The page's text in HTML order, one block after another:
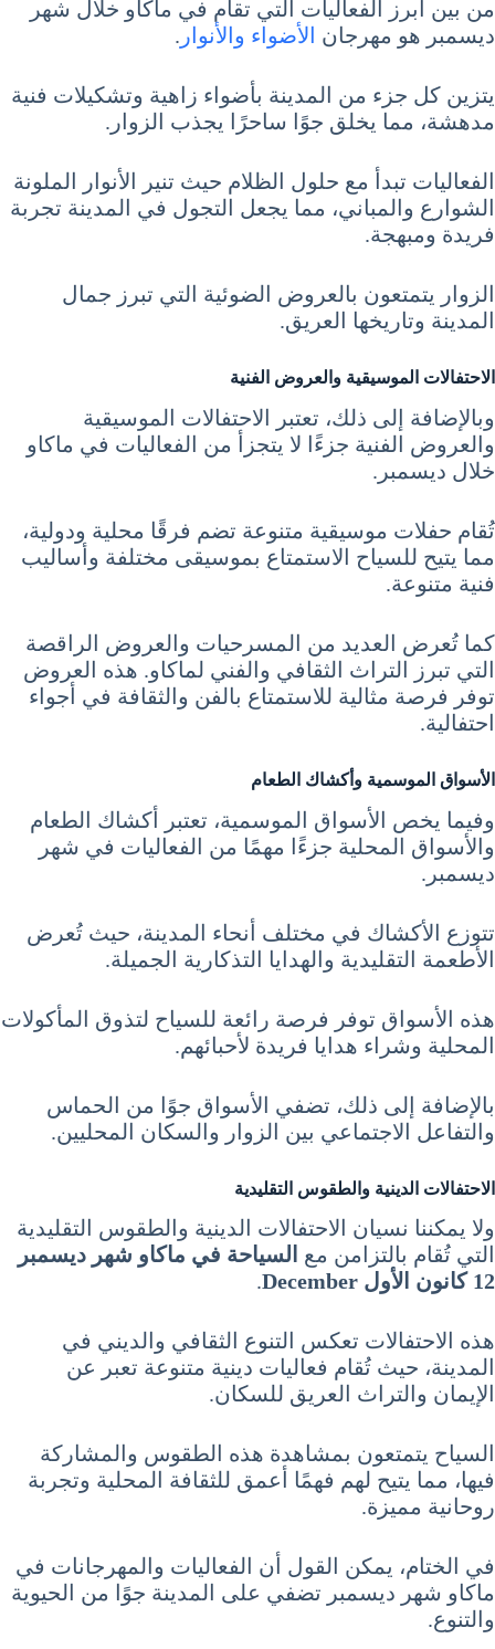
من بين أبرز الفعاليات التي تقام في ماكاو خلال شهر
ديسمبر هو مهرجان الأضواء والأنوار .
يتزين كل جزء من المدينة بأضواء زاهية وتشكيلات فنية
مدهشة، مما يخلق جوًا ساحرًا يجذب الزوار.
الفعاليات تبدأ مع حلول الظلام حيث تنير الأنوار الملونة
الشوارع والمباني، مما يجعل التجول في المدينة تجربة
فريدة ومبهجة.
الزوار يتمتعون بالعروض الضوئية التي تبرز جمال
المدينة وتاريخها العريق.
الاحتفالات الموسيقية والعروض الفنية
وبالإضافة إلى ذلك، تعتبر الاحتفالات الموسيقية
والعروض الفنية جزءًا لا يتجزأ من الفعاليات في ماكاو
خلال ديسمبر.
تُقام حفلات موسيقية متنوعة تضم فرقًا محلية ودولية،
مما يتيح للسياح الاستمتاع بموسيقى مختلفة وأساليب
فنية متنوعة.
كما تُعرض العديد من المسرحيات والعروض الراقصة
التي تبرز التراث الثقافي والفني لماكاو. هذه العروض
توفر فرصة مثالية للاستمتاع بالفن والثقافة في أجواء
احتفالية.
الأسواق الموسمية وأكشاك الطعام
وفيما يخص الأسواق الموسمية، تعتبر أكشاك الطعام
والأسواق المحلية جزءًا مهمًا من الفعاليات في شهر
ديسمبر.
تتوزع الأكشاك في مختلف أنحاء المدينة، حيث تُعرض
الأطعمة التقليدية والهدايا التذكارية الجميلة.
هذه الأسواق توفر فرصة رائعة للسياح لتذوق المأكولات
المحلية وشراء هدايا فريدة لأحبائهم.
بالإضافة إلى ذلك، تضفي الأسواق جوًا من الحماس
والتفاعل الاجتماعي بين الزوار والسكان المحليين.
الاحتفالات الدينية والطقوس التقليدية
ولا يمكننا نسيان الاحتفالات الدينية والطقوس التقليدية
التي تُقام بالتزامن مع السياحة في ماكاو شهر ديسمبر
12 كانون الأول December
.
هذه الاحتفالات تعكس التنوع الثقافي والديني في
المدينة، حيث تُقام فعاليات دينية متنوعة تعبر عن
الإيمان والتراث العريق للسكان.
السياح يتمتعون بمشاهدة هذه الطقوس والمشاركة
فيها، مما يتيح لهم فهمًا أعمق للثقافة المحلية وتجربة
روحانية مميزة.
في الختام، يمكن القول أن الفعاليات والمهرجانات في
ماكاو شهر ديسمبر تضفي على المدينة جوًا من الحيوية
والتنوع.